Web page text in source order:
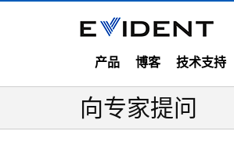
产品 博客 技术支持
向专家提问